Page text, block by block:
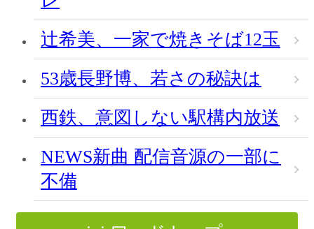
辻希美、一家で焼きそば12玉
53歳長野博、若さの秘訣は
西鉄、意図しない駅構内放送
NEWS新曲 配信音源の一部に
不備